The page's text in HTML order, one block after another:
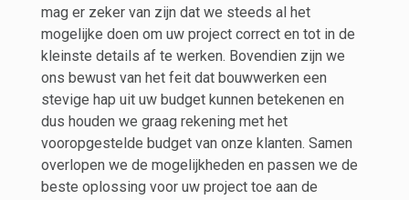
mag er zeker van zijn dat we steeds al het
mogelijke doen om uw project correct en tot in de
kleinste details af te werken. Bovendien zijn we
ons bewust van het feit dat bouwwerken een
stevige hap uit uw budget kunnen betekenen en
dus houden we graag rekening met het
vooropgestelde budget van onze klanten. Samen
overlopen we de mogelijkheden en passen we de
beste oplossing voor uw project toe aan de